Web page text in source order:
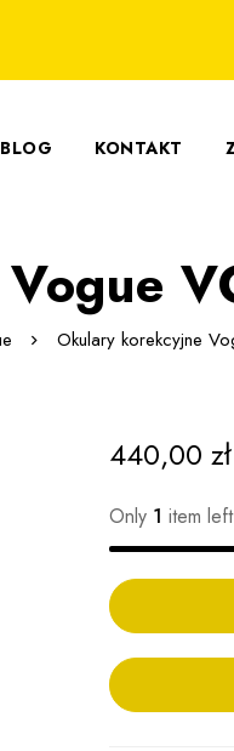
BLOG KONTAKT
Okulary korekcyjne
440,00 zł
Only 1 item